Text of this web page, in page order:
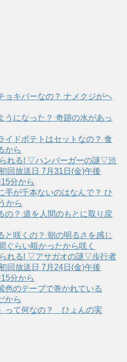
ョキパーなの？ ナメクジがヘ
うになった？ 奇跡の水があっ
イドポテトはセットなの？ 食
から
れる! ▽ハンバーガーの謎▽渋
回放送日 7月31日(金)午後
分から
手が千本ないのはなんで？ ひ
から
の？ 道を人間のもとに取り戻
と咲くの？ 朝の明るさを感じ
ぐらい暗かったから咲く
れる! ▽アサガオの謎▽歩行者
回放送日 7月24日(金)午後
分から
色のテープで巻かれている
から
って何なの？ ひょんの実